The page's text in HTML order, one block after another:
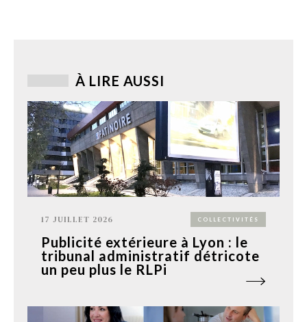
À LIRE AUSSI
17 JUILLET 2026 COLLECTIVITÉS
Publicité extérieure à Lyon : le
tribunal administratif détricote
un peu plus le RLPi